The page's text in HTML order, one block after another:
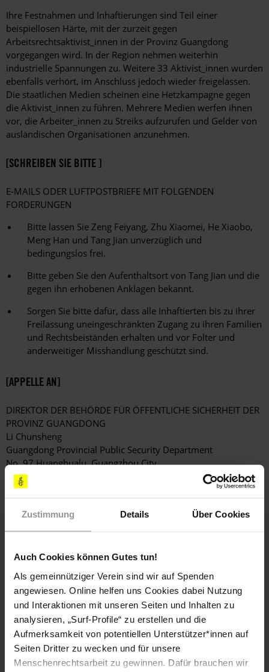
Zustimmung Details Über Cookies
Auch Cookies können Gutes tun!
Als gemeinnütziger Verein sind wir auf Spenden
angewiesen. Online helfen uns Cookies dabei Nutzung
und Interaktionen mit unseren Seiten und Inhalten zu
analysieren, „Surf-Profile“ zu erstellen und die
Aufmerksamkeit von potentiellen Unterstützer*innen auf
Seiten Dritter zu wecken und für unsere
Menschenrechtsarbeit zu gewinnen. Dafür brauchen wir
Ihre Festnahmen und Inhaftierungen sind Teil einer
beispiellosen Härte, mit der zurzeit gegen
Arbeitsrechtsaktivist_innen in der Provinz Guangdong
vorgegangen wird. In der Region nehmen weiterhin
industrielle Spannungen zu. Weitere 33 Aktivist_innen wurden
ebenfalls verhört, im Anschluss jedoch wieder freigelassen.
Die staatlichen Medien scheinen eine Hetzkampagne gegen
die Aktivist_innen zu führen. Mehrere Medien werfen ihnen
vor, die Arbeiter_innen zu Streiks aufzurufen und Gelder von
ausländischen Organisationen anzunehmen.
[SCHREIBEN SIE BITTE ]
E-MAILS ODER LUFTPOSTBRIEFE MIT FOLGENDEN
FORDERUNGEN
Bitte lassen Sie Zeng Feiyang, Zhu Xiaomei, He Xiaobo,
Meng Han und Tang Jian unverzüglich und
bedingungslos frei.
Bitte geben Sie den Aufenthaltsort von Tang Jian und die
gegen ihn erhobenen Anklagen bekannt.
Sorgen Sie bitte dafür, dass alle Inhaftierten bis zu ihrer
Freilassung uneingeschränkten Zugang zu ihren Familien
und Rechtsbeiständen erhalten und vor Folter und
anderweitiger Misshandlung geschützt sind.
[APPELLE AN]
DIREKTOR DER BEHÖRDE FÜR ÖFFENTLICHE SICHERHEIT DER
PROVINZ GUANGDONG
Li Chunsheng
Guangdong Provincial Public Security Department
No. 97 Huanghualu, Guangzhou City
Guangdong Province
VOLKSREPUBLIK CHINA
E-Mail:xf@gdga.gov.cn oderinfo@gdga.gov.cn
VOLKSSTAATSANWALTSCHAFT DER PROVINZ GUANGDONG
Huaqianglu, Tianhequ
Guangzhou, Guangdong province
VOLKSREPUBLIK CHINA
(Anrede: Dear Procurator-General / Sehr geehrter Herr
Generalstaatsanwalt)
KOPIEN AN
MINISTERPRÄSIDENT